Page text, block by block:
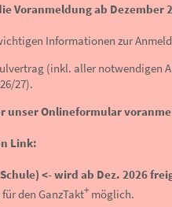
Voranmeldung ab Dezember
Informationen zur
(inkl. aller notwendigen
27).
Link:
den GanzTakt+ möglich.